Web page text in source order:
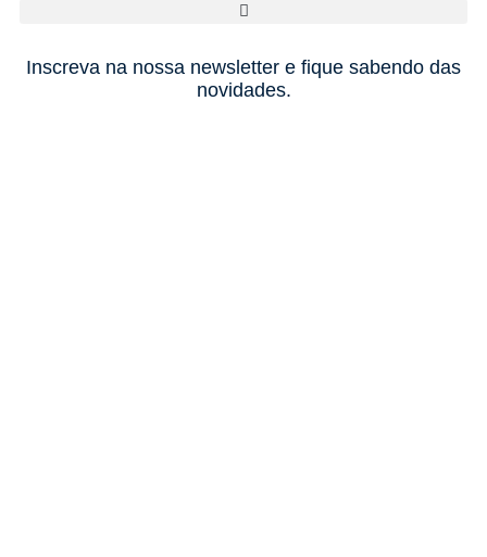
Inscreva na nossa newsletter e fique sabendo das
novidades.